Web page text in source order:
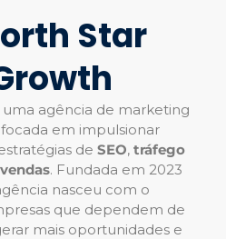
Star
uma agência de marketing
em impulsionar
de SEO, tráfego
. Fundada em 2023
nasceu com o
que dependem de
mais oportunidades e